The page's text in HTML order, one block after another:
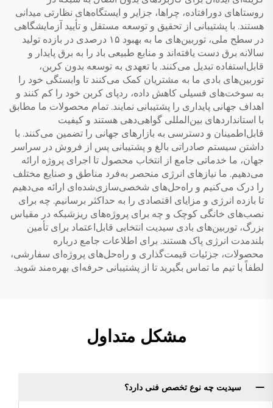
روستاهای دورافتاده، چراها، جزایر و ایستگاه‌های نظارتی میدانی
هستند. با پشتیبانی از تحقیق و توسعه مستقل و تأیید آزمایشگاهی
در سطح ملی، توربین‌های ما به بهبود ۱۵ درصدی در بازده تولید
سالانه برق دست یافته‌اند و منابع طبیعی باد را به برق پایدار و
قابل‌استفاده تبدیل می‌کنند. با تعهدی به توسعه بدون کربن،
توربین‌های بادی ما به مشتریان کمک می‌کنند تا وابستگی خود را
به سوخت‌های فسیلی کاهش داده، ردپای کربن خود را کم کنند و
اهداف جهانی پایداری را پشتیبانی نمایند. تمام محصولات ما مطابق
با استانداردهای بین‌المللی گواهی‌دهی هستند و کیفیت
قابل‌اطمینان و دسترسی به بازارهای جهانی را تضمین می‌کنند. با
داشتن سیستم صادراتی بالغ و پشتیبانی پس از فروش در سراسر
جهان، ما خدماتی جامع از انتخاب محصول تا اجرای پروژه ارائه
می‌دهیم. ما نیازهای انرژی منحصر به‌فرد مناطق و صنایع مختلف
را درک می‌کنیم و راه‌حل‌های شخصی‌سازی‌شده‌ای ارائه می‌دهیم
تا بازده انرژی و مزایای اقتصادی را به حداکثر برسانیم. چه برای
نصب‌های خانگی کوچک و چه برای پروژه‌های ریزشبکه در مقیاس
بزرگ، توربین‌های بادی سیدیت انتخابی قابل‌اعتماد برای تأمین
بلندمدت انرژی پاک هستند. برای اطلاعات جامع درباره
محصولات، جزئیات قیمت‌گذاری و راه‌حل‌های پروژه‌ای سفارشی،
لطفاً با تیم ما تماس بگیرید تا از پشتیبانی حرفه‌ای بهره‌مند شوید.
مشکل متداول
سیدیت چه نوع تخصص فنی دارد؟